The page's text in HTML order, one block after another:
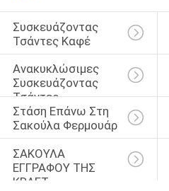
ΠΟΙΟΤΙΚΌΣ
ΈΛΕΓΧΟΣ
ΜΑΣ
ΕΛΆΤΕ
ΣΕ
ΕΠΑΦΉ
ΜΕ
Συσκευάζοντας
Τσάντες Καφέ
Ανακυκλώσιμες
Συσκευάζοντας
Τσάντες
Στάση Επάνω Στη
Σακούλα Φερμουάρ
ΣΑΚΟΥΛΑ
ΕΓΓΡΑΦΟΥ ΤΗΣ
KRAFT